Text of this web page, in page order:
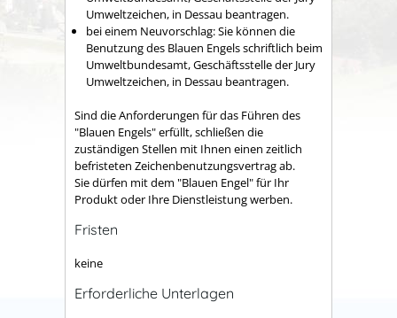
Umweltzeichen, in Dessau beantragen.
bei einem Neuvorschlag: Sie können die
Benutzung des Blauen Engels schriftlich beim
Umweltbundesamt, Geschäftsstelle der Jury
Umweltzeichen, in Dessau beantragen.
Sind die Anforderungen für das Führen des
"Blauen Engels" erfüllt, schließen die
zuständigen Stellen mit Ihnen einen zeitlich
befristeten Zeichenbenutzungsvertrag ab.
Sie dürfen mit dem "Blauen Engel" für Ihr
Produkt oder Ihre Dienstleistung werben.
Fristen
keine
Erforderliche Unterlagen